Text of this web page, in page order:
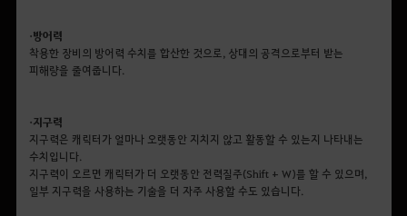
• 방어력
착용한 장비의 방어력 수치를 합산한 것으로, 상대의 공격으로부터 받는
피해량을 줄여줍니다.
• 지구력
지구력은 캐릭터가 얼마나 오랫동안 지치지 않고 활동할 수 있는지 나타내는
수치입니다.
지구력이 오르면 캐릭터가 더 오랫동안 전력질주(Shift + W)를 할 수 있으며,
일부 지구력을 사용하는 기술을 더 자주 사용할 수도 있습니다.